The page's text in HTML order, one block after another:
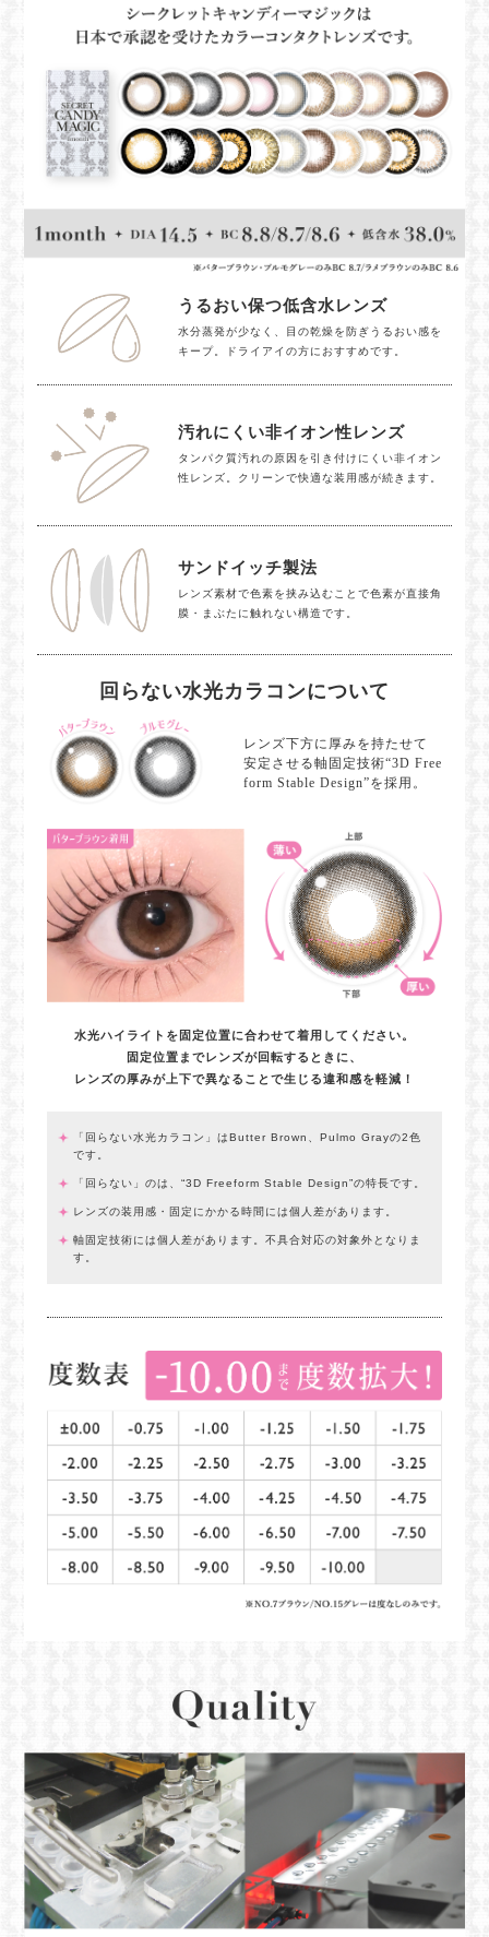
うるおい保つ低含水レンズ
水分蒸発が少なく、目の乾燥を防ぎうるおい感を
キープ。ドライアイの方におすすめです。
汚れにくい非イオン性レンズ
タンパク質汚れの原因を引き付けにくい非イオン
性レンズ。クリーンで快適な装用感が続きます。
サンドイッチ製法
レンズ素材で色素を挟み込むことで色素が直接角
膜・まぶたに触れない構造です。
回らない水光カラコンについて
レンズ下方に厚みを持たせて
安定させる軸固定技術“3D Free
form Stable Design”を採用。
水光ハイライトを固定位置に合わせて着用してください。
固定位置までレンズが回転するときに、
レンズの厚みが上下で異なることで生じる違和感を軽減！
「回らない水光カラコン」はButter Brown、Pulmo Grayの2色
です。
「回らない」のは、“3D Freeform Stable Design”の特長です。
レンズの装用感・固定にかかる時間には個人差があります。
軸固定技術には個人差があります。不具合対応の対象外となりま
す。